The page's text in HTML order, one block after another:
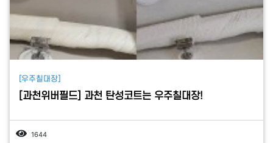
[우주칠대장]
[과천위버필드] 과천 탄성코트는 우주칠대장!
1644